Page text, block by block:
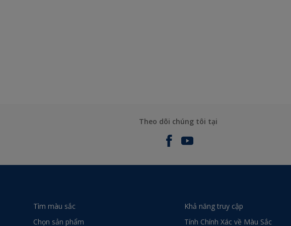
Theo dõi chúng tôi tại
Tìm màu sắc
Chọn sản phẩm
Khả năng truy cập
Tính Chính Xác về Màu Sắc